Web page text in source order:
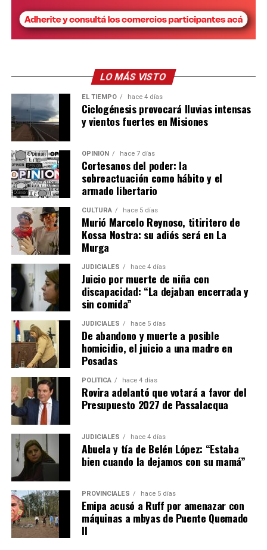
LO MÁS VISTO
EL TIEMPO hace 4 días
Ciclogénesis provocará lluvias intensas
y vientos fuertes en Misiones
OPINIÓN hace 7 días
Cortesanos del poder: la
sobreactuación como hábito y el
armado libertario
CULTURA hace 5 días
Murió Marcelo Reynoso, titiritero de
Kossa Nostra: su adiós será en La
Murga
JUDICIALES hace 4 días
Juicio por muerte de niña con
discapacidad: “La dejaban encerrada y
sin comida”
JUDICIALES hace 5 días
De abandono y muerte a posible
homicidio, el juicio a una madre en
Posadas
POLÍTICA hace 4 días
Rovira adelantó que votará a favor del
Presupuesto 2027 de Passalacqua
JUDICIALES hace 4 días
Abuela y tía de Belén López: “Estaba
bien cuando la dejamos con su mamá”
PROVINCIALES hace 5 días
Emipa acusó a Ruff por amenazar con
máquinas a mbyas de Puente Quemado
II